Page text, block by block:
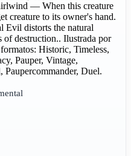
— When this creature
creature to its owner's hand.
Evil distorts the natural
of destruction.. Ilustrada por
Historic, Timeless,
Pauper, Vintage,
Paupercommander, Duel.